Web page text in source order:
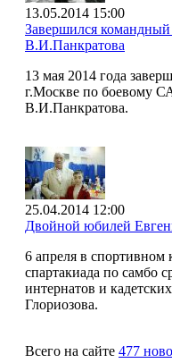
13.05.2014 15:00
Завершился
В.И.Панкратова
13 мая 2014 года
г.Москве по боевому
В.И.Панкратова.
25.04.2014 12:00
Двойной юбилей
6 апреля в
спартакиада по самбо
интернатов и
Глориозова.
Всего на сайте 477